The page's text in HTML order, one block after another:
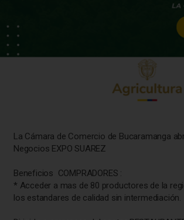
La Cámara de Comercio de Bucaramanga
Negocios EXPO SUAREZ
Beneficios COMPRADORES :
* Acceder a mas de 80 productores de la
los estandares de calidad sin intermediación.